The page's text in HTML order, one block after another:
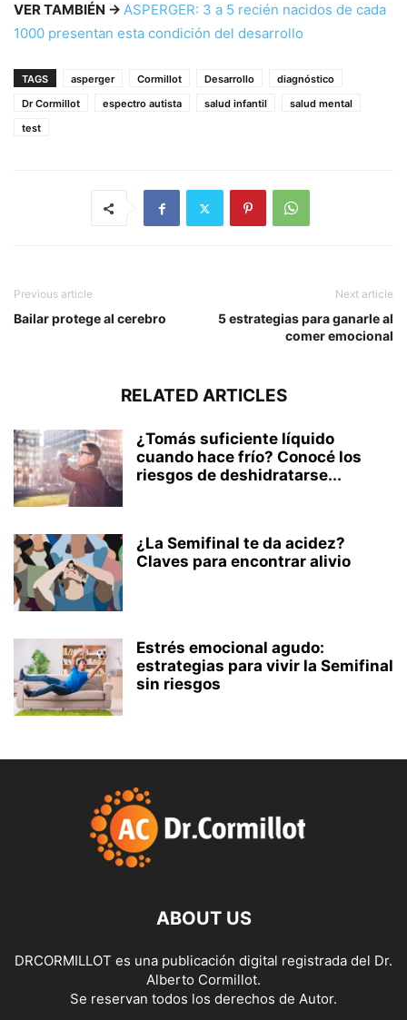
VER TAMBIÉN → ASPERGER: 3 a 5 recién nacidos de cada
1000 presentan esta condición del desarrollo
TAGS asperger Cormillot Desarrollo
diagnóstico
Dr Cormillot
espectro autista salud infantil
salud mental
test
Previous article
Bailar protege al cerebro
Next article
5 estrategias para ganarle al
comer emocional
RELATED ARTICLES
¿Tomás suficiente líquido
cuando hace frío? Conocé los
riesgos de deshidratarse...
¿La Semifinal te da acidez?
Claves para encontrar alivio
Estrés emocional agudo:
estrategias para vivir la Semifinal
sin riesgos
ABOUT US
DRCORMILLOT es una publicación digital registrada del Dr.
Alberto Cormillot.
Se reservan todos los derechos de Autor.